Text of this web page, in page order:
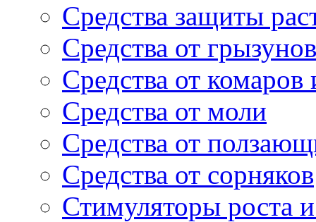
Средства защиты
Средства от грызунов
Средства от
Средства от моли
Средства от
Средства от сорняков
Стимуляторы роста и